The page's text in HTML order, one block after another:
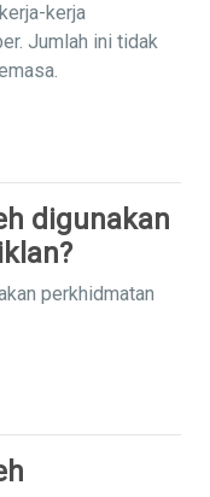
kerja
Jumlah ini tidak
digunakan
perkhidmatan